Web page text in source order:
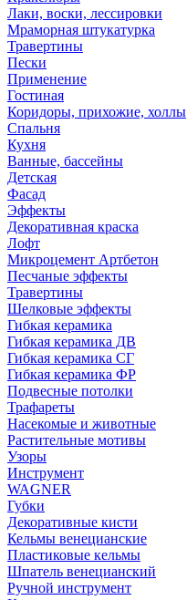
Лаки, воски, лессировки
Мраморная штукатурка
Травертины
Пески
Применение
Гостиная
Коридоры, прихожие, холлы
Спальня
Кухня
Ванные, бассейны
Детская
Фасад
Эффекты
Декоративная краска
Лофт
Микроцемент Артбетон
Песчаные эффекты
Травертины
Шелковые эффекты
Гибкая керамика
Гибкая керамика ДВ
Гибкая керамика СГ
Гибкая керамика ФР
Подвесные потолки
Трафареты
Насекомые и животные
Растительные мотивы
Узоры
Инструмент
WAGNER
Губки
Декоративные кисти
Кельмы венецианские
Пластиковые кельмы
Шпатель венецианский
Ручной инструмент